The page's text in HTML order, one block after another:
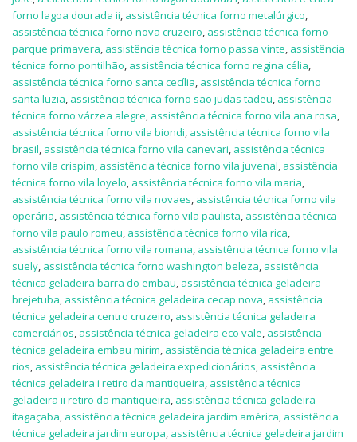
forno lagoa dourada ii, assistência técnica forno metalúrgico,
assistência técnica forno nova cruzeiro, assistência técnica forno
parque primavera, assistência técnica forno passa vinte, assistência
técnica forno pontilhão, assistência técnica forno regina célia,
assistência técnica forno santa cecília, assistência técnica forno
santa luzia, assistência técnica forno são judas tadeu, assistência
técnica forno várzea alegre, assistência técnica forno vila ana rosa,
assistência técnica forno vila biondi, assistência técnica forno vila
brasil, assistência técnica forno vila canevari, assistência técnica
forno vila crispim, assistência técnica forno vila juvenal, assistência
técnica forno vila loyelo, assistência técnica forno vila maria,
assistência técnica forno vila novaes, assistência técnica forno vila
operária, assistência técnica forno vila paulista, assistência técnica
forno vila paulo romeu, assistência técnica forno vila rica,
assistência técnica forno vila romana, assistência técnica forno vila
suely, assistência técnica forno washington beleza, assistência
técnica geladeira barra do embau, assistência técnica geladeira
brejetuba, assistência técnica geladeira cecap nova, assistência
técnica geladeira centro cruzeiro, assistência técnica geladeira
comerciários, assistência técnica geladeira eco vale, assistência
técnica geladeira embau mirim, assistência técnica geladeira entre
rios, assistência técnica geladeira expedicionários, assistência
técnica geladeira i retiro da mantiqueira, assistência técnica
geladeira ii retiro da mantiqueira, assistência técnica geladeira
itagaçaba, assistência técnica geladeira jardim américa, assistência
técnica geladeira jardim europa, assistência técnica geladeira jardim